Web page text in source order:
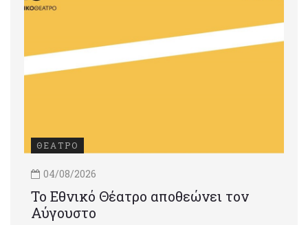
ΘΕΑΤΡΟ
04/08/2026
Το Εθνικό Θέατρο αποθεώνει τον
Αύγουστο